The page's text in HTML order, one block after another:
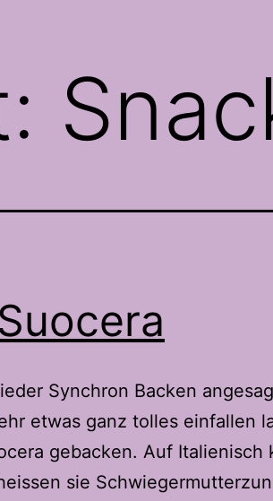
Synchron Backen
etwas ganz tolles einfallen
gebacken. Auf Italienisch
sie